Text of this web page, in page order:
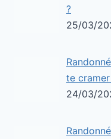
?
25/03/
te
24/03/